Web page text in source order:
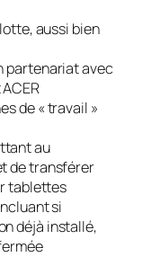
aussi bien
partenariat avec
de « travail »
au
de transférer
tablettes
si
déjà installé,